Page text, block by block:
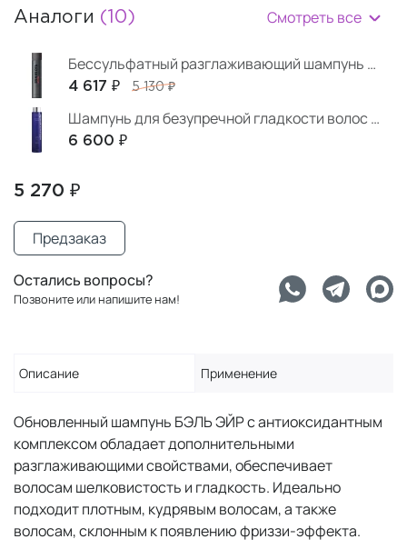
Аналоги (10) Смотреть все
Бессульфатный разглаживающий шампунь для вьющихся волос
4 617 ₽ 5 130 ₽
Шампунь для безупречной гладкости волос с экстрактом черной икры
6 600 ₽
5 270 ₽
Предзаказ
Остались вопросы?
Позвоните или напишите нам!
Описание Применение
Обновленный шампунь БЭЛЬ ЭЙР с антиоксидантным
комплексом обладает дополнительными
разглаживающими свойствами, обеспечивает
волосам шелковистость и гладкость. Идеально
подходит плотным, кудрявым волосам, а также
волосам, склонным к появлению фриззи-эффекта.